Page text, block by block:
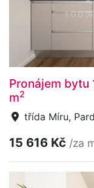
Pronájem bytu
m2
třída Míru,
15 616 Kč /za